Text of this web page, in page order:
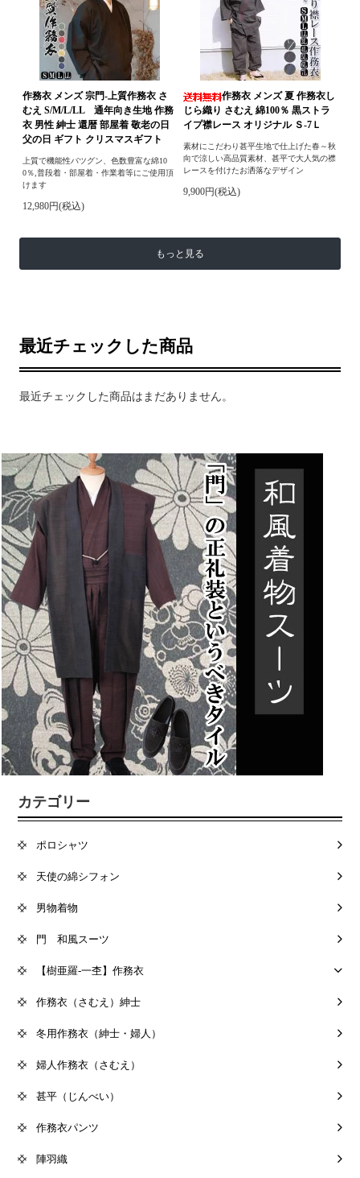
作務衣 メンズ 宗門-上質作務衣 さ
むえ S/M/L/LL 通年向き生地 作務
衣 男性 紳士 還暦 部屋着 敬老の日
父の日 ギフト クリスマスギフト
上質で機能性バツグン、色数豊富な綿10
0％,普段着・部屋着・作業着等にご使用頂
けます
12,980円(税込)
作務衣 メンズ 夏 作務衣し
じら織り さむえ 綿100％ 黒ストラ
イプ襟レース オリジナル Ｓ-7Ｌ
素材にこだわり甚平生地で仕上げた春～秋
向で涼しい高品質素材、甚平で大人気の襟
レースを付けたお洒落なデザイン
9,900円(税込)
もっと見る
最近チェックした商品
最近チェックした商品はまだありません。
カテゴリー
ポロシャツ
天使の綿シフォン
男物着物
門 和風スーツ
【樹亜羅-一杢】作務衣
作務衣（さむえ）紳士
冬用作務衣（紳士・婦人）
婦人作務衣（さむえ）
甚平（じんべい）
作務衣パンツ
陣羽織